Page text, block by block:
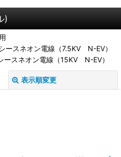
)
ースネオン電線（7.5KV N-EV）
ースネオン電線（15KV N-EV）
表示順変更